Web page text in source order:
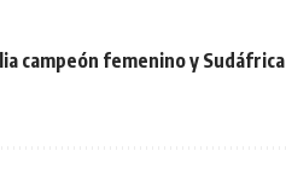
campeón femenino y Sudáfrica